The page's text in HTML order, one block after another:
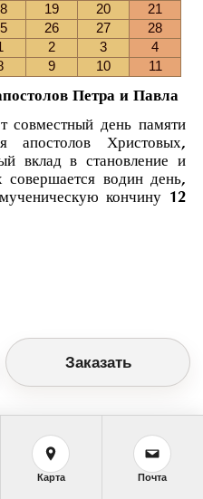
19 20
21
26 27
28
2 3
4
9 10 11
Петра и Павла
совместный день памяти
Христовых,
вклад в становление и
водин день,
кончину 12
календарь
Июня по старому
>>
Заказать
Карта Почта